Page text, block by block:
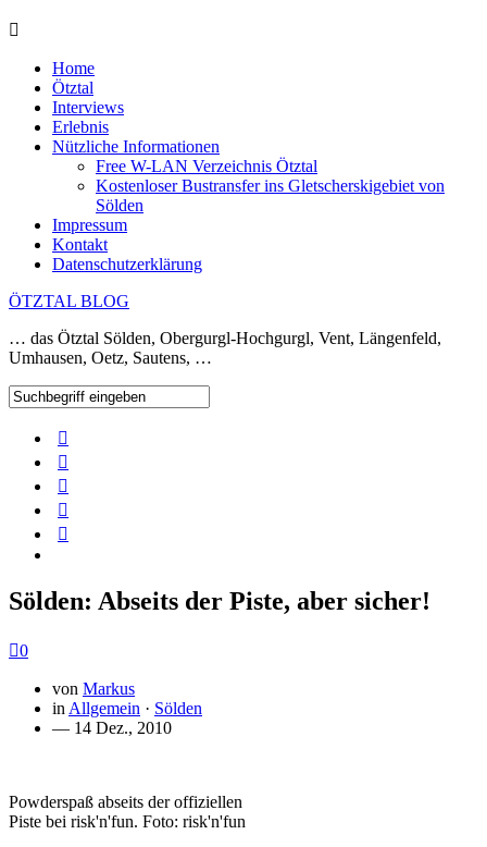
Home
Ötztal
Interviews
Erlebnis
Nützliche Informationen
Free W-LAN Verzeichnis Ötztal
Kostenloser Bustransfer ins Gletscherskigebiet von
Sölden
Impressum
Kontakt
Datenschutzerklärung
ÖTZTAL BLOG
… das Ötztal Sölden, Obergurgl-Hochgurgl, Vent, Längenfeld,
Umhausen, Oetz, Sautens, …
Sölden: Abseits der Piste, aber sicher!
0
von Markus
in Allgemein · Sölden
— 14 Dez., 2010
Powderspaß abseits der offiziellen
Piste bei risk'n'fun. Foto: risk'n'fun